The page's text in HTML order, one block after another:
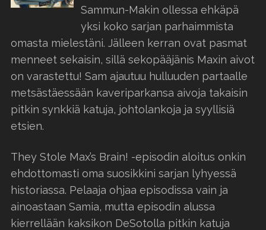
Sammun-Makin ollessa ehkäpä
yksi koko sarjan parhaimmista
omasta mielestäni. Jälleen kerran ovat pasmat
menneet sekaisin, sillä sekopääjänis Maxin aivot
on varastettu! Sam ajautuu hulluuden partaalle
metsästäessään kaveriparkansa aivoja takaisin
pitkin synkkiä katuja, johtolankoja ja syyllisiä
etsien.
They Stole Max’s Brain! -episodin aloitus onkin
ehdottomasti oma suosikkini sarjan lyhyessä
historiassa. Pelaaja ohjaa episodissa vain ja
ainoastaan Samia, mutta episodin alussa
kierrellään kaksikon DeSotolla pitkin katuja